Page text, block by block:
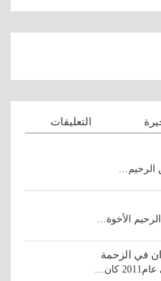
التعليقات
الرحيم…
الأخوة…
في الزحمة
كان…